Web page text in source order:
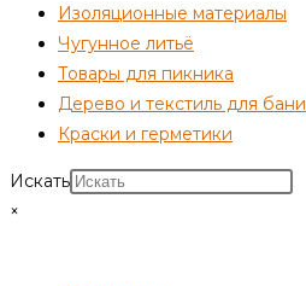
Изоляционные материалы
Чугунное литьё
Товары для пикника
Дерево и текстиль для бани
Краски и герметики
Искать
×